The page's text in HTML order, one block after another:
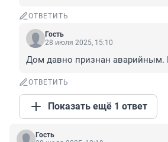
ОТВЕТИТЬ
Гость
28 июля 2025, 15:10
Дом давно признан аварийным.
ОТВЕТИТЬ
Показать ещё 1 ответ
Гость